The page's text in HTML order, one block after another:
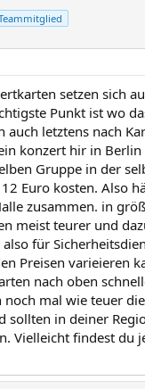
setzen sich
Punkt ist wo
auch letztens nach
konzert hir in
Gruppe in der
Euro kosten. Also
zusammen. in
meist teurer und
für
Preisen varieieren
nach oben
noch mal wie teuer
sollten in deiner
Vielleicht findest du